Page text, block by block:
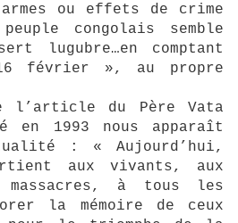
ou effets de crime
congolais semble
lugubre…en comptant
février », au propre
l’article du Père Vata
en 1993 nous apparaît
: « Aujourd’hui,
aux vivants, aux
massacres, à tous les
la mémoire de ceux